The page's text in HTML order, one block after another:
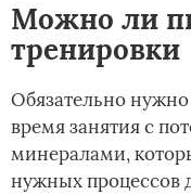
Можно ли
тренировки
Обязательно
время занятия с
минералами,
нужных процессов